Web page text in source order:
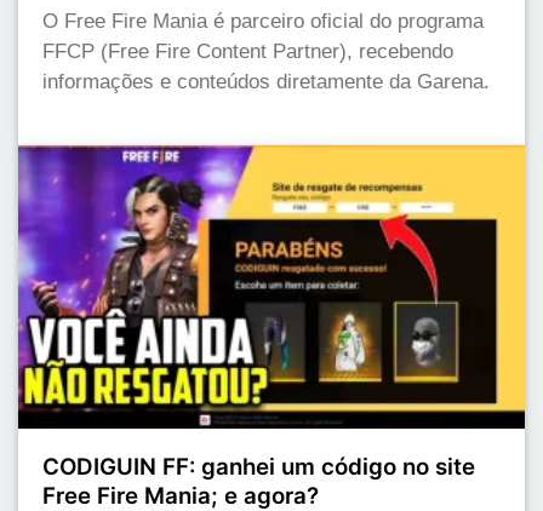
O Free Fire Mania é parceiro oficial do programa
FFCP (Free Fire Content Partner), recebendo
informações e conteúdos diretamente da Garena.
CODIGUIN FF: ganhei um código no site
Free Fire Mania; e agora?